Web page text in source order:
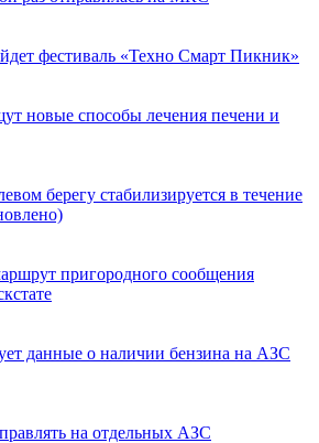
фестиваль «Техно Смарт Пикник»
новые способы лечения печени и
берегу стабилизируется в течение
пригородного сообщения
данные о наличии бензина на АЗС
на отдельных АЗС